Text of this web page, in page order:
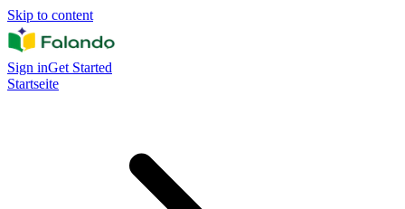
Skip to content
Sign inGet Started
Startseite